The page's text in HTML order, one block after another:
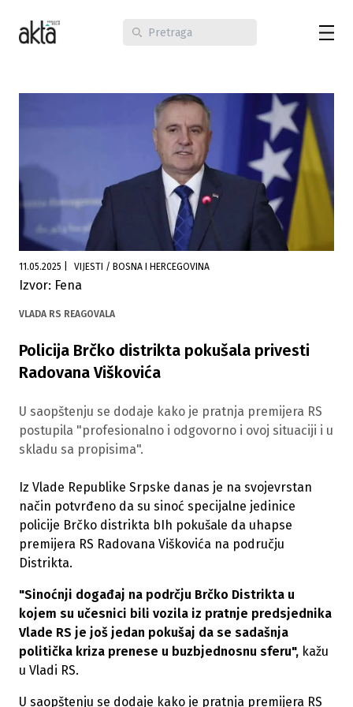
11.05.2025 VIJESTI / BOSNA I HERCEGOVINA
Izvor: Fena
VLADA RS REAGOVALA
Policija Brčko distrikta pokušala privesti
Radovana Viškovića
U saopštenju se dodaje kako je pratnja premijera RS
postupila "profesionalno i odgovorno i ovoj situaciji i u
skladu sa propisima".
Iz Vlade Republike Srpske danas je na svojevrstan
način potvrđeno da su sinoć specijalne jedinice
policije Brčko distrikta bIh pokušale da uhapse
premijera RS Radovana Viškovića na području
Distrikta.
"Sinoćnji događaj na podrčju Brčko Distrikta u
kojem su učesnici bili vozila iz pratnje predsjednika
Vlade RS je još jedan pokušaj da se sadašnja
politička kriza prenese u buzbjednosnu sferu", kažu
u Vladi RS.
U saopštenju se dodaje kako je pratnja premijera RS